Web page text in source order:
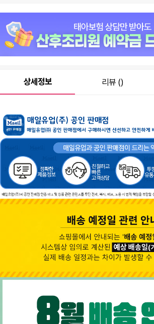
총 상품 금액
바
니
선
하
기
상세정보 리뷰 ()